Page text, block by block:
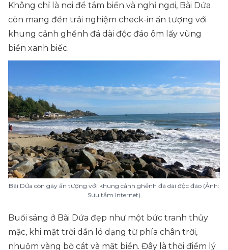
Không chỉ là nơi để tắm biển và nghỉ ngơi, Bãi Dứa
còn mang đến trải nghiệm check-in ấn tượng với
khung cảnh ghềnh đá dài độc đáo ôm lấy vùng
biển xanh biếc.
Bãi Dứa còn gây ấn tượng với khung cảnh ghềnh đá dài độc đáo (Ảnh:
Sưu tầm Internet)
Buổi sáng ở Bãi Dứa đẹp như một bức tranh thủy
mặc, khi mặt trời dần ló dạng từ phía chân trời,
nhuộm vàng bờ cát và mặt biển. Đây là thời điểm lý